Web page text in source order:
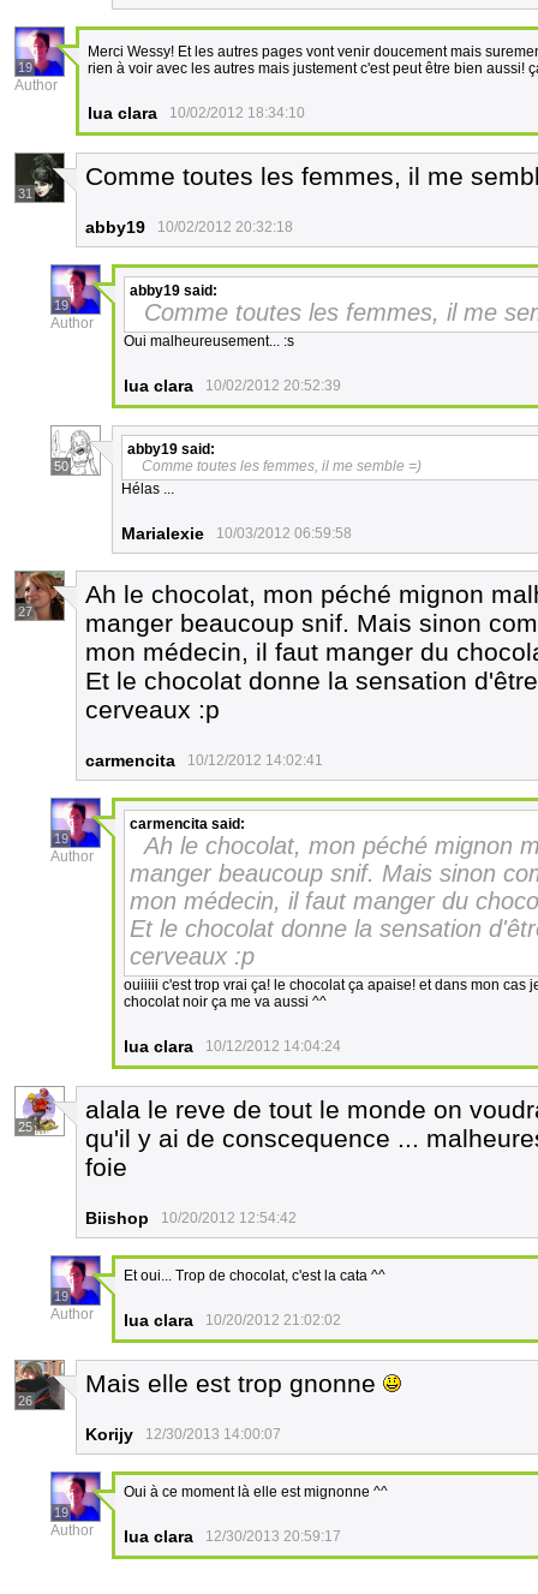
19
Author
Merci Wessy! Et les autres pages vont venir doucement mais
rien à voir avec les autres mais justement c'est peut être bien aussi!
lua clara 10/02/2012 18:34:10
31
Comme toutes les femmes, il me
abby19 10/02/2012 20:32:18
19
Author
abby19 said:
Comme toutes les femmes, il me
Oui malheureusement... :s
lua clara 10/02/2012 20:52:39
50
abby19 said:
Comme toutes les femmes, il me semble =)
Hélas ...
Marialexie 10/03/2012 06:59:58
27
Ah le chocolat, mon péché mignon
manger beaucoup snif. Mais sinon
mon médecin, il faut manger du
Et le chocolat donne la sensation
cerveaux :p
carmencita 10/12/2012 14:02:41
19
Author
carmencita said:
Ah le chocolat, mon péché mignon
manger beaucoup snif. Mais sinon
mon médecin, il faut manger du
Et le chocolat donne la sensation
cerveaux :p
ouiiiii c'est trop vrai ça! le chocolat ça apaise! et dans mon cas
chocolat noir ça me va aussi ^^
lua clara 10/12/2012 14:04:24
25
alala le reve de tout le monde on
qu'il y ai de conscequence ...
foie
Biishop 10/20/2012 12:54:42
19
Author
Et oui... Trop de chocolat, c'est la cata ^^
lua clara 10/20/2012 21:02:02
26
Mais elle est trop gnonne
Korijy 12/30/2013 14:00:07
19
Author
Oui à ce moment là elle est mignonne ^^
lua clara 12/30/2013 20:59:17